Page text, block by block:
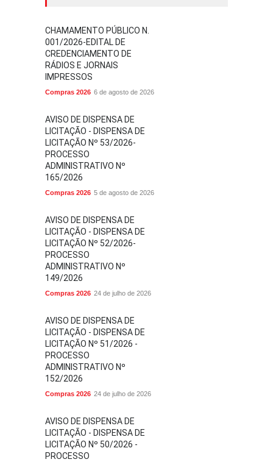
CHAMAMENTO PÚBLICO N.
001/2026-EDITAL DE
CREDENCIAMENTO DE
RÁDIOS E JORNAIS
IMPRESSOS
Compras 2026 6 de agosto de 2026
AVISO DE DISPENSA DE
LICITAÇÃO - DISPENSA DE
LICITAÇÃO Nº 53/2026-
PROCESSO
ADMINISTRATIVO Nº
165/2026
Compras 2026 5 de agosto de 2026
AVISO DE DISPENSA DE
LICITAÇÃO - DISPENSA DE
LICITAÇÃO Nº 52/2026-
PROCESSO
ADMINISTRATIVO Nº
149/2026
Compras 2026 24 de julho de 2026
AVISO DE DISPENSA DE
LICITAÇÃO - DISPENSA DE
LICITAÇÃO Nº 51/2026 -
PROCESSO
ADMINISTRATIVO Nº
152/2026
Compras 2026 24 de julho de 2026
AVISO DE DISPENSA DE
LICITAÇÃO - DISPENSA DE
LICITAÇÃO Nº 50/2026 -
PROCESSO